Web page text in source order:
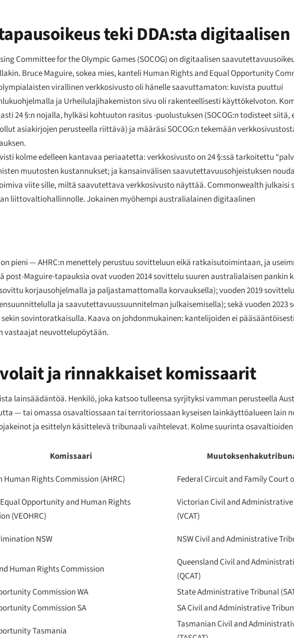
teki DDA:sta
Committee for the Olympic Games(SOCOG) on digitaalisen
Bruce Maguire, sokea mies, kanteli Human Rights and Equal Opportunity
virallinen verkkosivusto oli hänelle saavuttamaton: kuvista puuttui
ja Urheilulajihakemiston sivu oli rakenteellisesti käyttökelvoton.
24 §:n nojalla, hylkäsi kohtuuton rasitus -puolustuksen (SOCOG:n todisteet siitä,
asiakirjojen perusteella riittävä) ja määräsi SOCOG:n tekemään
kolme edelleen kantavaa periaatetta: verkkosivusto on 24 §:ssä tarkoitettu
muutosten kustannukset; ja kansainvälisen saavutettavuusohjeistuksen
viite sille, miltä saavutettava verkkosivusto näyttää. Commonwealth julkaisi
liittovaltiohallinnolle. Jokainen myöhempi australialainen digitaalinen
pieni — AHRC:n menettely perustuu sovitteluun eikä ratkaisutoimintaan, ja
post-Maguire-tapauksia ovat vuoden 2014 sovittelu suuren australialaisen pankin
korjausohjelmalla ja paljastamattomalla korvauksella); vuoden 2019
ja saavutettavuussuunnitelman julkaisemisella); sekä vuoden 2023
sovintoratkaisulla. Kaava on johdonmukainen: kantelijoiden ei
vastaajat neuvottelupöytään.
ja rinnakkaiset komissaarit
lainsäädäntöä. Henkilö, joka katsoo tulleensa syrjityksi vamman perusteella
— tai omassa osavaltiossaan tai territoriossaan kyseisen lainkäyttöalueen lain
ja esittelyn käsittelevä tribunaali vaihtelevat. Kolme suurinta osavaltioiden
Komissaari
Human Rights Commission (AHRC) Federal Circuit and Family Court
Opportunity and Human Rights
(VEOHRC)
Victorian Civil and
(VCAT)
NSW NSW Civil and Administrative
Human Rights Commission
Queensland Civil and
(QCAT)
Commission WA
State Administrative Tribunal
Commission SA
SA Civil and Administrative
Tasmania
Tasmanian Civil and